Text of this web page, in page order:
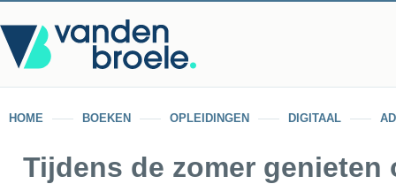
HOME BOEKEN OPLEIDINGEN DIGITAAL
Tijdens de zomer genieten